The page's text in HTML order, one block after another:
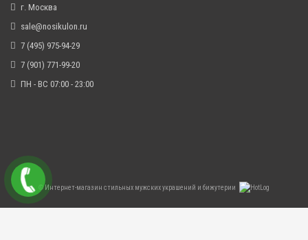
г. Москва
sale@nosikulon.ru
7 (495) 975-94-29
7 (901) 771-99-20
ПН - ВС 07:00 - 23:00
©Интернет-магазин стильных мужских украшений и бижутерии